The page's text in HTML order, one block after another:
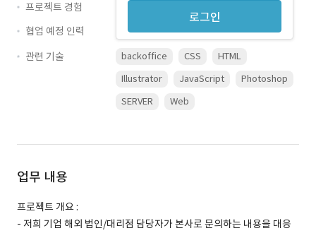
로그인
프로젝트 경험
협업 예정 인력
관련 기술
backoffice CSS
HTML
Illustrator
JavaScript
Photoshop
SERVER
Web
업무 내용
프로젝트 개요 :
- 저희 기업 해외 법인/대리점 담당자가 본사로 문의하는 내용을 대응